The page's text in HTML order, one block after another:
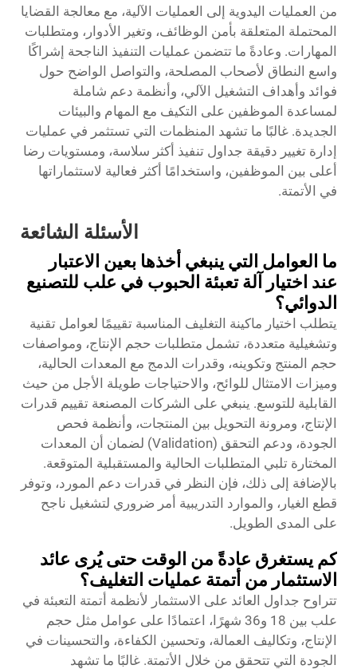
من العمليات اليدوية إلى العمليات الآلية، مع معالجة القضايا
المحتملة المتعلقة بأمن الوظائف، وتغير الأدوار، ومتطلبات
المهارات. وعادةً ما تتضمن عمليات التنفيذ الناجحة إشراكًا
واسع النطاق لأصحاب المصلحة، والتواصل الواضح حول
فوائد وأهداف التشغيل الآلي، وأنظمة دعم شاملة
لمساعدة الموظفين على التكيف مع المهام والبيئات
الجديدة. غالبًا ما تشهد المنظمات التي تستثمر في عمليات
إدارة تغيير دقيقة جداول تنفيذ أكثر سلاسة، ومستويات رضا
أعلى بين الموظفين، واستخدامًا أكثر فعالية لاستثماراتها
في الأتمتة.
الأسئلة الشائعة
ما العوامل التي ينبغي أخذها بعين الاعتبار
عند اختيار آلة تعبئة الحبوب في علب للتصنيع
الدوائي؟
يتطلب اختيار ماكينة التغليف المناسبة تقييمًا لعوامل تقنية
وتشغيلية متعددة، تشمل متطلبات حجم الإنتاج، ومواصفات
حجم المنتج وتكوينه، وقدرات الدمج مع المعدات الحالية،
وميزات الامتثال للوائح، والاحتياجات طويلة الأجل من حيث
القابلية للتوسع. ينبغي على الشركات المصنعة تقييم قدرات
الإنتاج، ومرونة التحويل بين المنتجات، وأنظمة فحص
الجودة، ودعم التحقق (Validation) لضمان أن المعدات
المختارة تلبي المتطلبات الحالية والمستقبلية المتوقعة.
بالإضافة إلى ذلك، فإن النظر في قدرات دعم المورد، وتوفر
قطع الغيار، والموارد التدريبية أمر ضروري لتشغيل ناجح
على المدى الطويل.
كم يستغرق عادةً من الوقت حتى يُرى عائد
الاستثمار من أتمتة عمليات التغليف؟
تتراوح جداول العائد على الاستثمار لأنظمة أتمتة التعبئة في
علب بين 18 و36 شهرًا، اعتمادًا على عوامل مثل حجم
الإنتاج، وتكاليف العمالة، وتحسين الكفاءة، والتحسينات في
الجودة التي تتحقق من خلال الأتمتة. غالبًا ما تشهد